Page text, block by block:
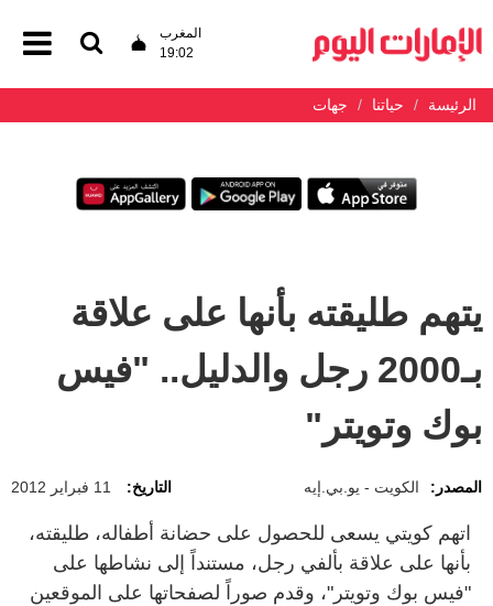
المغرب
19:02
الرئيسة حياتنا جهات
يتهم طليقته بأنها على علاقة
بـ2000 رجل والدليل.. "فيس
بوك وتويتر"
المصدر: الكويت - يو.بي.إيه التاريخ: 11 فبراير 2012
اتهم كويتي يسعى للحصول على حضانة أطفاله، طليقته،
بأنها على علاقة بألفي رجل، مستنداً إلى نشاطها على
"فيس بوك وتويتر"، وقدم صوراً لصفحاتها على الموقعين